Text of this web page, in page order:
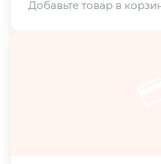
Добавьте товар в